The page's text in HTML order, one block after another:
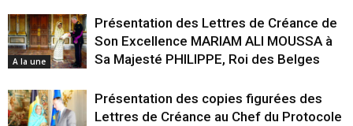
A la une
Présentation des Lettres de Créance de
Son Excellence MARIAM ALI MOUSSA à
Sa Majesté PHILIPPE, Roi des Belges
Présentation des copies figurées des
Lettres de Créance au Chef du Protocole